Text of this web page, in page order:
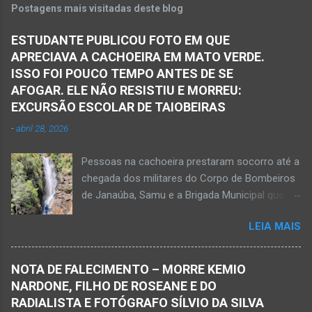
Postagens mais visitadas deste blog
ESTUDANTE PUBLICOU FOTO EM QUE
APRECIAVA A CACHOEIRA EM MATO VERDE.
ISSO FOI POUCO TEMPO ANTES DE SE
AFOGAR. ELE NÃO RESISTIU E MORREU:
EXCURSÃO ESCOLAR DE TAIOBEIRAS
-abril 28, 2026
Pessoas na cachoeira prestaram socorro até a
chegada dos militares do Corpo de Bombeiros
de Janaúba, Samu e a Brigada Municipal que
resistiu e foi a óbito Foto álbum pessoal Kauan
Pereira Alves publicou em sua rede social a
foto em que apreciava a Cachoeira Maria Rosa,
em Mato Verde, pouco tempo antes de se
afogar e depois vir a óbito nesta terça-feira, dia
LEIA MAIS
NOTA DE FALECIMENTO – MORRE KEMIO
NARDONE, FILHO DE ROSEANE E DO
RADIALISTA E FOTÓGRAFO SÍLVIO DA SILVA